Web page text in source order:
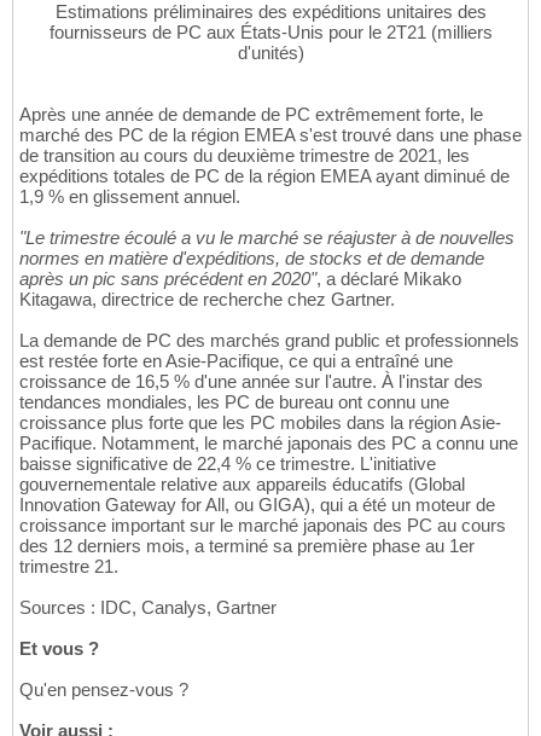
Estimations préliminaires des expéditions unitaires des
fournisseurs de PC aux États-Unis pour le 2T21 (milliers
d'unités)
Après une année de demande de PC extrêmement forte, le
marché des PC de la région EMEA s'est trouvé dans une phase
de transition au cours du deuxième trimestre de 2021, les
expéditions totales de PC de la région EMEA ayant diminué de
1,9 % en glissement annuel.
"Le trimestre écoulé a vu le marché se réajuster à de nouvelles
normes en matière d'expéditions, de stocks et de demande
après un pic sans précédent en 2020", a déclaré Mikako
Kitagawa, directrice de recherche chez Gartner.
La demande de PC des marchés grand public et professionnels
est restée forte en Asie-Pacifique, ce qui a entraîné une
croissance de 16,5 % d'une année sur l'autre. À l'instar des
tendances mondiales, les PC de bureau ont connu une
croissance plus forte que les PC mobiles dans la région Asie-
Pacifique. Notamment, le marché japonais des PC a connu une
baisse significative de 22,4 % ce trimestre. L'initiative
gouvernementale relative aux appareils éducatifs (Global
Innovation Gateway for All, ou GIGA), qui a été un moteur de
croissance important sur le marché japonais des PC au cours
des 12 derniers mois, a terminé sa première phase au 1er
trimestre 21.
Sources : IDC, Canalys, Gartner
Et vous ?
Qu'en pensez-vous ?
Voir aussi :